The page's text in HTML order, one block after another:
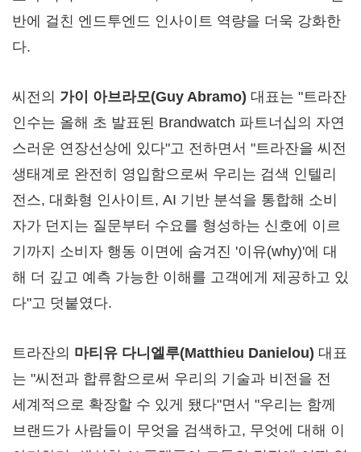
반에 걸친 엔드투엔드 인사이트 역량을 더욱 강화한
다.
씨전의 가이 아브라모(Guy Abramo) 대표는 "트라잔
인수는 올해 초 발표된 Brandwatch 파트너십의 자연
스러운 연장선상에 있다"고 전하면서 "트라잔을 씨전
생태계로 완전히 영입함으로써 우리는 검색 인텔리
전스, 대화형 인사이트, AI 기반 분석을 통합해 소비
자가 던지는 질문부터 수요를 형성하는 신호에 이르
기까지 소비자 행동 이면에 숨겨진 '이유(why)'에 대
해 더 깊고 예측 가능한 이해를 고객에게 제공하고 있
다"고 덧붙였다.
트라잔의 마티유 다니엘루(Matthieu Danielou) 대표
는 "씨전과 합류함으로써 우리의 기술과 비전을 전
세계적으로 확장할 수 있게 됐다"면서 "우리는 함께
브랜드가 사람들이 무엇을 검색하고, 무엇에 대해 이